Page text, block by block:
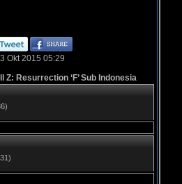
Okt 2015 05:29
Resurrection ‘F’ Sub Indonesia